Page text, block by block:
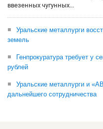
ввезенных чугунных...
Уральские металлурги
земель
Генпрокуратура требует у
рублей
Уральские металлурги и
дальнейшего сотрудничества